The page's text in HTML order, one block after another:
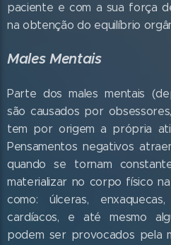
paciente e com a sua força
na obtenção do equilíbrio
Males Mentais
Parte dos males mentais
são causados por
tem por origem a própria
Pensamentos negativos
quando se tornam
materializar no corpo físico
como: úlceras,
cardíacos, e até mesmo
podem ser provocados pela